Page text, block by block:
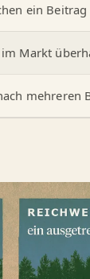
ein
im Markt
mehreren